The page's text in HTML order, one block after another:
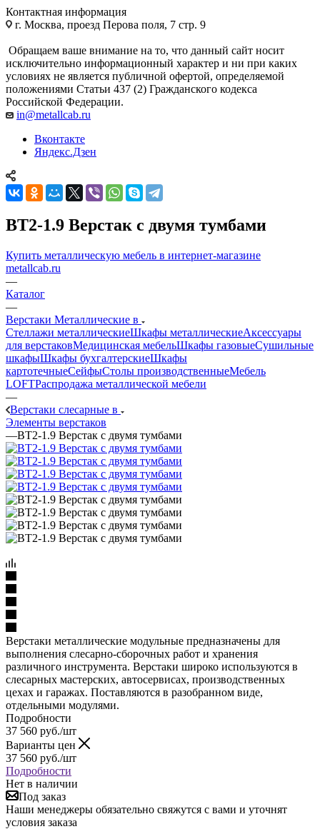
Контактная информация
г. Москва, проезд Перова поля, 7 стр. 9
Обращаем ваше внимание на то, что данный сайт носит
исключительно информационный характер и ни при каких
условиях не является публичной офертой, определяемой
положениями Статьи 437 (2) Гражданского кодекса
Российской Федерации.
in@metallcab.ru
Вконтакте
Яндекс.Дзен
ВТ2-1.9 Верстак с двумя тумбами
Купить металлическую мебель в интернет-магазине
metallcab.ru
—
Каталог
—
Верстаки Металлические в
Стеллажи металлическиеШкафы металлическиеАксессуары
для верстаковМедицинская мебельШкафы газовыеСушильные
шкафыШкафы бухгалтерскиеШкафы
картотечныеСейфыСтолы производственныеМебель
LOFTРаспродажа металлической мебели
—
Верстаки слесарные в
Элементы верстаков
—ВТ2-1.9 Верстак с двумя тумбами
Верстаки металлические модульные предназначены для
выполнения слесарно-сборочных работ и хранения
различного инструмента. Верстаки широко используются в
слесарных мастерских, автосервисах, производственных
цехах и гаражах. Поставляются в разобранном виде,
отдельными модулями.
Подробности
37 560 руб./шт
Варианты цен
37 560 руб./шт
Подробности
Нет в наличии
Под заказ
Наши менеджеры обязательно свяжутся с вами и уточнят
условия заказа